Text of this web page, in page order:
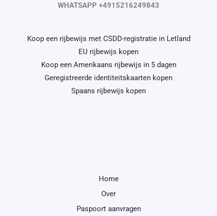
WHATSAPP +4915216249843
Koop een rijbewijs met CSDD-registratie in Letland
EU rijbewijs kopen
Koop een Amerikaans rijbewijs in 5 dagen
Geregistreerde identiteitskaarten kopen
Spaans rijbewijs kopen
Home
Over
Paspoort aanvragen